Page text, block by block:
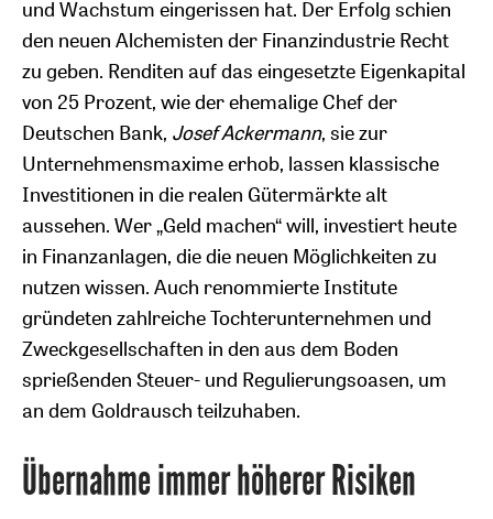
und Wachstum eingerissen hat. Der Erfolg schien
den neuen Alchemisten der Finanzindustrie Recht
zu geben. Renditen auf das eingesetzte Eigenkapital
von 25 Prozent, wie der ehemalige Chef der
Deutschen Bank, Josef Ackermann, sie zur
Unternehmensmaxime erhob, lassen klassische
Investitionen in die realen Gütermärkte alt
aussehen. Wer „Geld machen“ will, investiert heute
in Finanzanlagen, die die neuen Möglichkeiten zu
nutzen wissen. Auch renommierte Institute
gründeten zahlreiche Tochterunternehmen und
Zweckgesellschaften in den aus dem Boden
sprießenden Steuer- und Regulierungsoasen, um
an dem Goldrausch teilzuhaben.
Übernahme immer höherer Risiken